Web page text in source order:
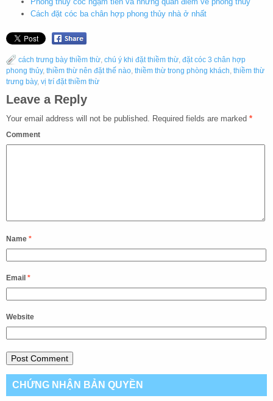
Cách đặt cóc ba chân hợp phong thủy nhà ở nhất
cách trưng bày thiềm thừ chú ý khi đặt thiềm thừ đặt cóc 3 chân hợp
phong thủy, thiềm thừ nên đặt thế nào thiềm thừ trong phòng khách thiềm thừ
trưng bày, vị trí đặt thiềm thừ
Leave a Reply
Your email address will not be published. Required fields are marked *
Comment
Name *
Email *
Website
CHỨNG NHẬN BẢN QUYỀN